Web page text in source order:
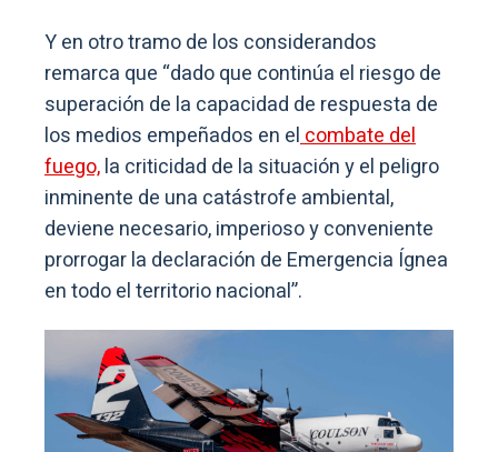
Y en otro tramo de los considerandos
remarca que “dado que continúa el riesgo de
superación de la capacidad de respuesta de
los medios empeñados en elcombate del
fuego,la criticidad de la situación y el peligro
inminente de una catástrofe ambiental,
deviene necesario, imperioso y conveniente
prorrogar la declaración de Emergencia Ígnea
en todo el territorio nacional”.